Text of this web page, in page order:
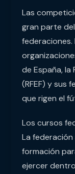
Las
gran parte
federaciones.
de España, la
(RFEF) y sus
que rigen el
Los cursos
La
formación
ejercer